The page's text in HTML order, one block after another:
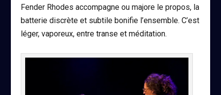
Fender Rhodes accompagne ou majore le propos, la
batterie discrète et subtile bonifie l’ensemble. C’est
léger, vaporeux, entre transe et méditation.